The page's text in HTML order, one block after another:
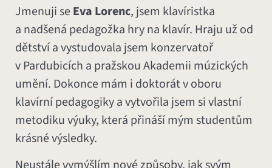
Jmenuji seEva Lorenc, jsem klavíristka
a nadšená pedagožka hry na klavír. Hraju už od
dětství a vystudovala jsem konzervatoř
v Pardubicích a pražskou Akademii múzických
umění. Dokonce mám i doktorát v oboru
klavírní pedagogiky a vytvořila jsem si vlastní
metodiku výuky, která přináší mým studentům
krásné výsledky.